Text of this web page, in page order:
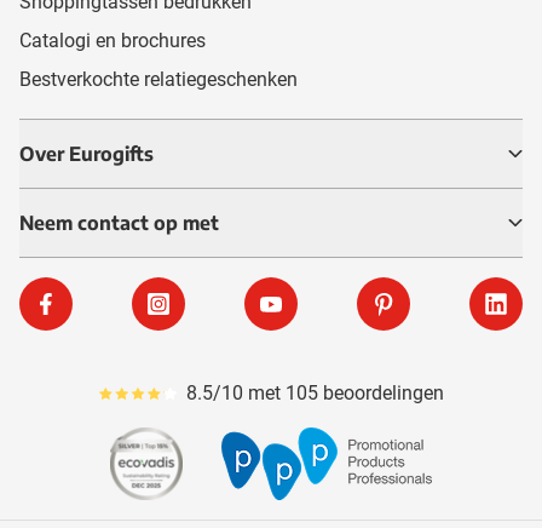
Catalogi en brochures
Bestverkochte relatiegeschenken
Over Eurogifts
Neem contact op met
Facebook Instagram YouTube Pinterest
Gemiddeld reviewpercentage is 85
8.5/10 met 105 beoordelingen